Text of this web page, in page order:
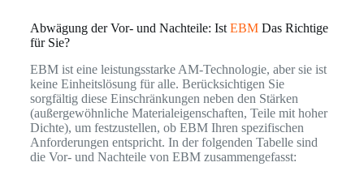
Abwägung der Vor- und Nachteile: Ist EBMDas Richtige
für Sie?
EBM ist eine leistungsstarke AM-Technologie, aber sie ist
keine Einheitslösung für alle. Berücksichtigen Sie
sorgfältig diese Einschränkungen neben den Stärken
(außergewöhnliche Materialeigenschaften, Teile mit hoher
Dichte), um festzustellen, ob EBM Ihren spezifischen
Anforderungen entspricht. In der folgenden Tabelle sind
die Vor- und Nachteile von EBM zusammengefasst: